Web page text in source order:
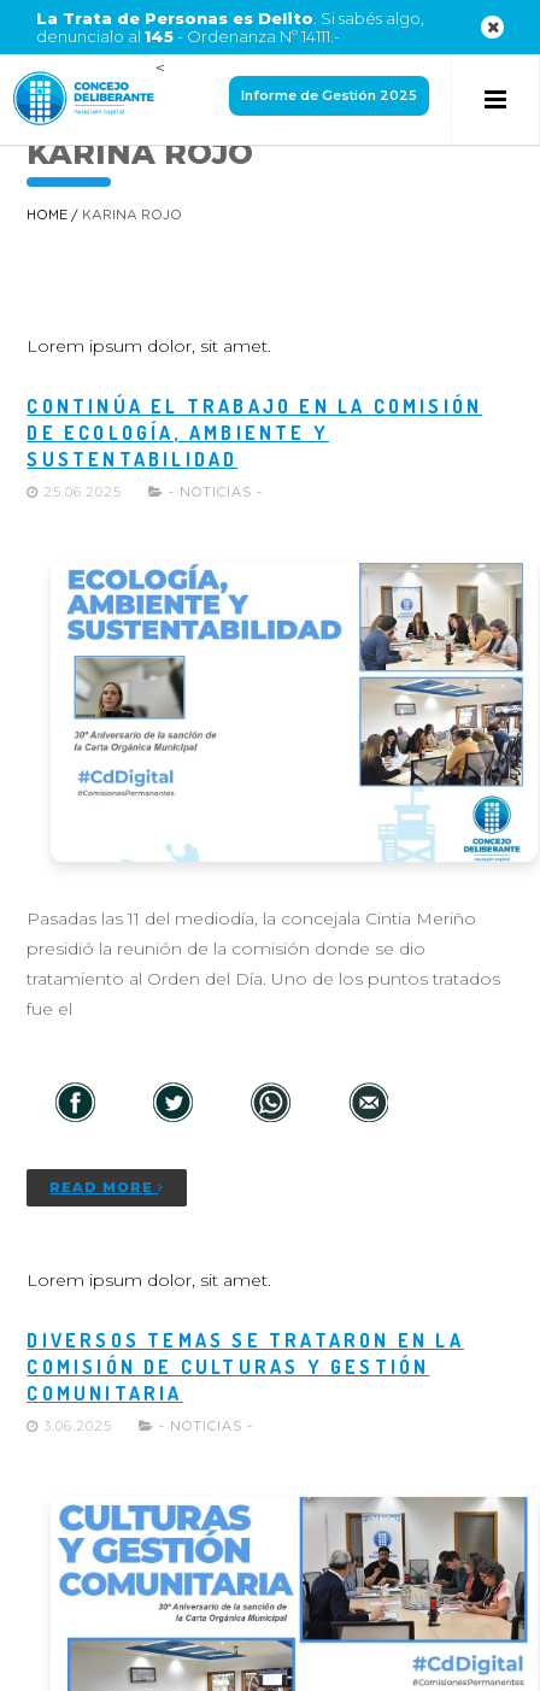
La Trata de Personas es Delito . Si sabés algo,
denuncialo al 145- Ordenanza Nº 14111.-
<
Informe de Gestión 2025
KARINA ROJO
HOME / KARINA ROJO
Lorem ipsum dolor, sit amet.
CONTINÚA EL TRABAJO EN LA COMISIÓN
DE ECOLOGÍA, AMBIENTE Y
SUSTENTABILIDAD
25.06.2025 - NOTICIAS -
Pasadas las 11 del mediodía, la concejala Cintia Meriño
presidió la reunión de la comisión donde se dio
tratamiento al Orden del Día. Uno de los puntos tratados
fue el
READ MORE
Lorem ipsum dolor, sit amet.
DIVERSOS TEMAS SE TRATARON EN LA
COMISIÓN DE CULTURAS Y GESTIÓN
COMUNITARIA
3.06.2025 - NOTICIAS -